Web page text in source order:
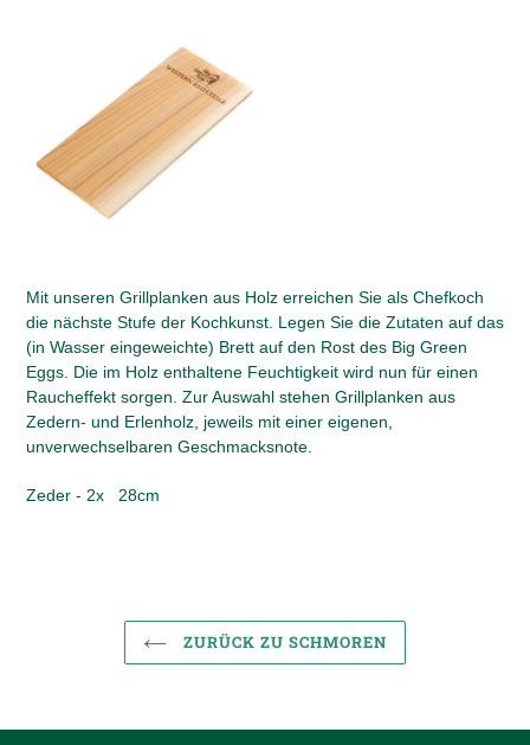
Mit unseren Grillplanken aus Holz erreichen Sie als Chefkoch
die nächste Stufe der Kochkunst. Legen Sie die Zutaten auf das
(in Wasser eingeweichte) Brett auf den Rost des Big Green
Eggs. Die im Holz enthaltene Feuchtigkeit wird nun für einen
Raucheffekt sorgen. Zur Auswahl stehen Grillplanken aus
Zedern- und Erlenholz, jeweils mit einer eigenen,
unverwechselbaren Geschmacksnote.
Zeder - 2x 28cm
ZURÜCK ZU SCHMOREN